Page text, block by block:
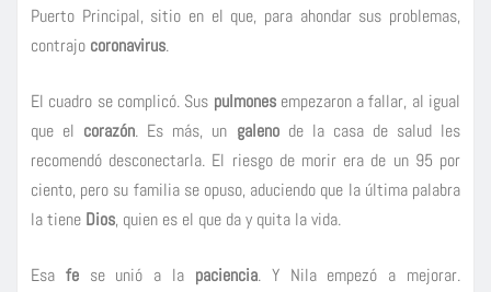
Puerto Principal, sitio en el que, para ahondar sus problemas,
contrajo coronavirus.
El cuadro se complicó. Sus pulmones empezaron a fallar, al igual
que el corazón. Es más, un galeno de la casa de salud les
recomendó desconectarla. El riesgo de morir era de un 95 por
ciento, pero su familia se opuso, aduciendo que la última palabra
la tiene Dios, quien es el que da y quita la vida.
Esa fese unió a la paciencia. Y Nila empezó a mejorar.